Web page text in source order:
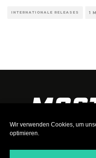
Wir verwenden Cookies, um
optimieren.
INTERNATIONALE RELEASES 1